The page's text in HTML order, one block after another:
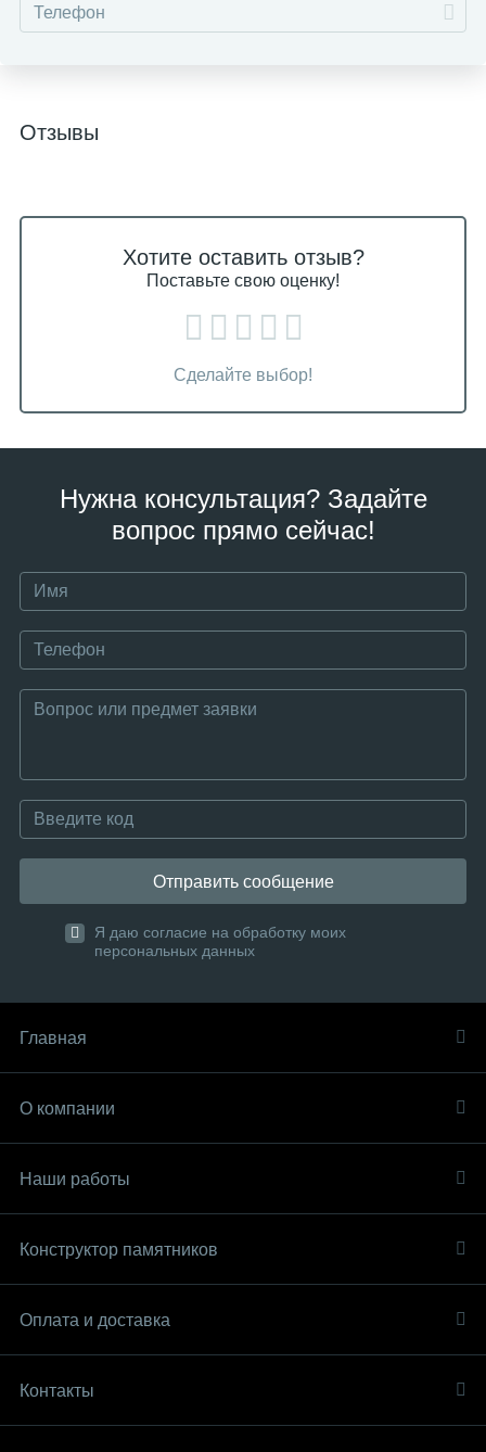
Отзывы
Хотите оставить отзыв?
Поставьте свою оценку!
Сделайте выбор!
Нужна консультация? Задайте
вопрос прямо сейчас!
Отправить сообщение
Я даю согласие на обработку моих
персональных данных
Главная
О компании
Наши работы
Конструктор памятников
Оплата и доставка
Контакты